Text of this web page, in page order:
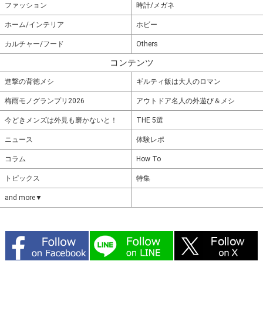
ファッション 時計/メガネ
ホーム/インテリア ホビー
カルチャー/フード Others
コンテンツ
進撃の背徳メシ ギルティ飯は大人のロマン
梅雨モノグランプリ2026 アウトドア名人の外遊び＆メシ
今どきメンズは外見も磨かないと！ THE 5選
ニュース 体験レポ
コラム How To
トピックス 特集
and more▼